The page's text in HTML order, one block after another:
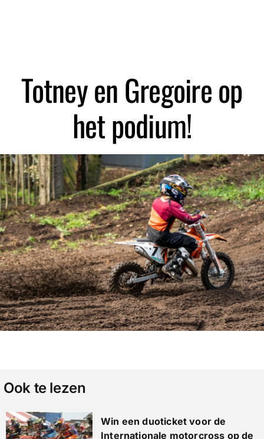
Totney en Gregoire op
het podium!
Ook te lezen
Win een duoticket voor de
Internationale motorcross op de